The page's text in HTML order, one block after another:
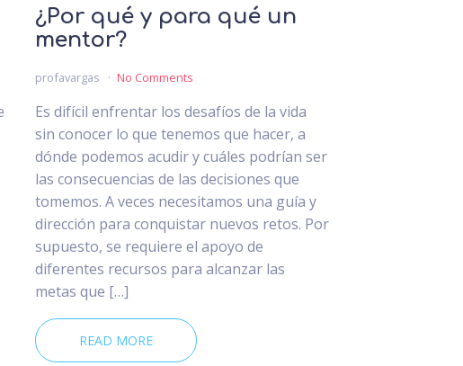
¿Por qué y para qué un
mentor?
profavargas No Comments
Es difícil enfrentar los desafíos de la vida
sin conocer lo que tenemos que hacer, a
dónde podemos acudir y cuáles podrían ser
las consecuencias de las decisiones que
tomemos. A veces necesitamos una guía y
dirección para conquistar nuevos retos. Por
supuesto, se requiere el apoyo de
diferentes recursos para alcanzar las
metas que […]
READ MORE